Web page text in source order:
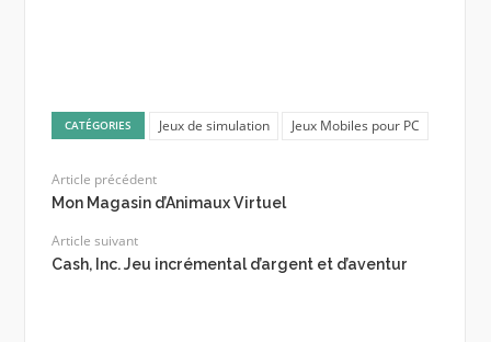
CATÉGORIES Jeux de simulation Jeux Mobiles pour PC
Article précédent
Mon Magasin d’Animaux Virtuel
Article suivant
Cash, Inc. Jeu incrémental d’argent et d’aventur